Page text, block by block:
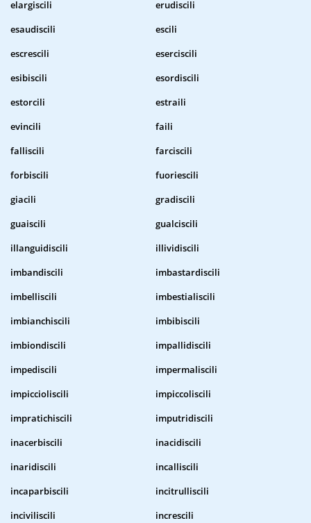
elargiscili
erudiscili
esaudiscili
escili
escrescili
eserciscili
esibiscili
esordiscili
estorcili
estraili
evincili
faili
falliscili
farciscili
forbiscili
fuoriescili
giacili
gradiscili
guaiscili
gualciscili
illanguidiscili
illividiscili
imbandiscili
imbastardiscili
imbelliscili
imbestialiscili
imbianchiscili
imbibiscili
imbiondiscili
impallidiscili
impediscili
impermaliscili
impiccioliscili
impiccoliscili
impratichiscili
imputridiscili
inacerbiscili
inacidiscili
inaridiscili
incalliscili
incaparbiscili
incitrulliscili
inciviliscili
increscili